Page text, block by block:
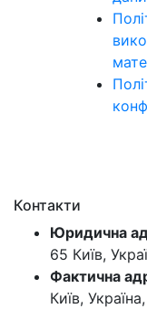
Контакти
Юридична
65 Київ,
Фактична
Київ,